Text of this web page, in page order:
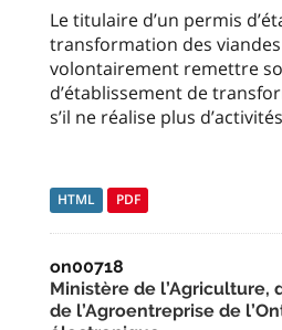
Le titulaire d’un permis
transformation des
volontairement remettre
d’établissement de
s’il ne réalise plus
HTML PDF
on00718
Ministère de l’Agriculture,
de l’Agroentreprise de